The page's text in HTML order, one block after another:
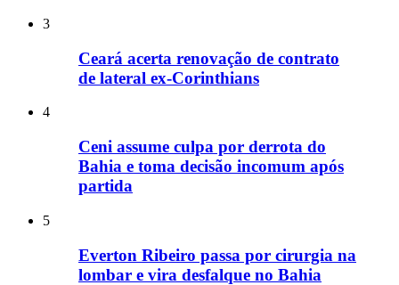
3
Ceará acerta renovação de contrato
de lateral ex-Corinthians
4
Ceni assume culpa por derrota do
Bahia e toma decisão incomum após
partida
5
Everton Ribeiro passa por cirurgia na
lombar e vira desfalque no Bahia